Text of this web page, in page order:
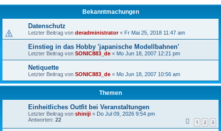
Bekanntmachungen
Datenschutz
Letzter Beitrag von deradministrator« Fr Mai 25, 2018 11:47 am
Einstieg in das Hobby 'japanische Modellbahnen'
Letzter Beitrag von SONIC883_de « Mo Jun 18, 2007 12:21 pm
Netiquette
Letzter Beitrag von SONIC883_de « Mo Jun 18, 2007 10:56 am
Themen
Einheitliches Outfit bei Veranstaltungen
Letzter Beitrag von shiniji « Do Jul 09, 2026 9:54 pm
Antworten: 22 1 2 3